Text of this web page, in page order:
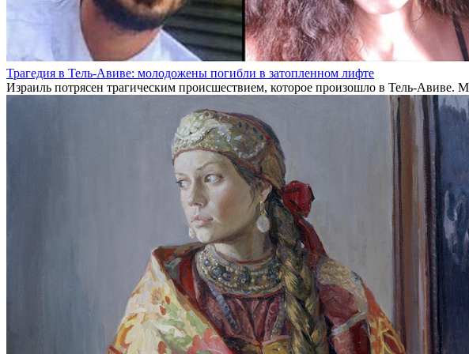
Трагедия в Тель-Авиве: молодожены погибли в затопленном лифте
Израиль потрясен трагическим происшествием, которое произошло в Тель-